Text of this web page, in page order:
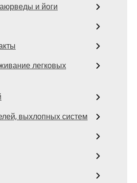
и йоги
легковых
выхлопных систем